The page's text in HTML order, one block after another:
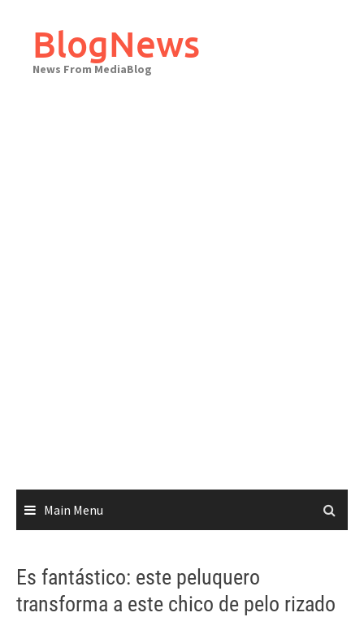
contentBlogNews
News From MediaBlog
Main Menu
Es fantástico: este peluquero
transforma a este chico de pelo rizado